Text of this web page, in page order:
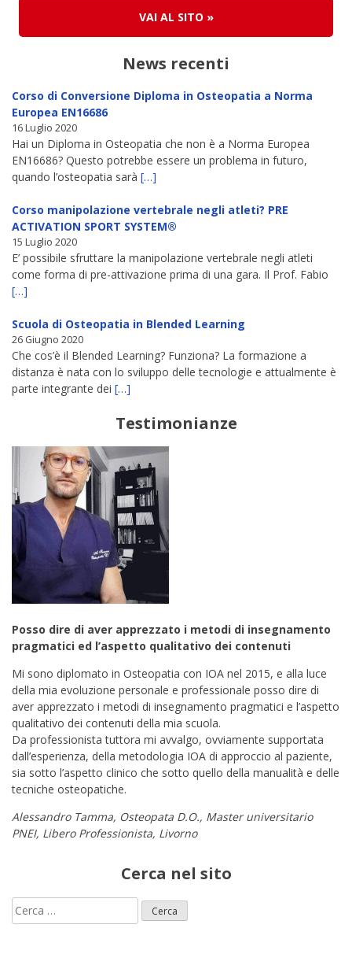
VAI AL SITO »
News recenti
Corso di Conversione Diploma in Osteopatia a Norma
Europea EN16686
16 Luglio 2020
Hai un Diploma in Osteopatia che non è a Norma Europea
EN16686? Questo potrebbe essere un problema in futuro,
quando l’osteopatia sarà […]
Corso manipolazione vertebrale negli atleti? PRE
ACTIVATION SPORT SYSTEM®
15 Luglio 2020
E’ possibile sfruttare la manipolazione vertebrale negli atleti
come forma di pre-attivazione prima di una gara. Il Prof. Fabio
[…]
Scuola di Osteopatia in Blended Learning
26 Giugno 2020
Che cos’è il Blended Learning? Funziona? La formazione a
distanza è nata con lo sviluppo delle tecnologie e attualmente è
parte integrante dei […]
Testimonianze
Posso dire di aver apprezzato i metodi di insegnamento
pragmatici ed l’aspetto qualitativo dei contenuti
Mi sono diplomato in Osteopatia con IOA nel 2015, e alla luce
della mia evoluzione personale e professionale posso dire di
aver apprezzato i metodi di insegnamento pragmatici e l’aspetto
qualitativo dei contenuti della mia scuola.
Da professionista tuttora mi avvalgo, ovviamente supportata
dall’esperienza, della metodologia IOA di approccio al paziente,
sia sotto l’aspetto clinico che sotto quello della manualità e delle
tecniche osteopatiche.
Alessandro Tamma, Osteopata D.O., Master universitario
PNEI, Libero Professionista, Livorno
Cerca nel sito
Ricerca
per: